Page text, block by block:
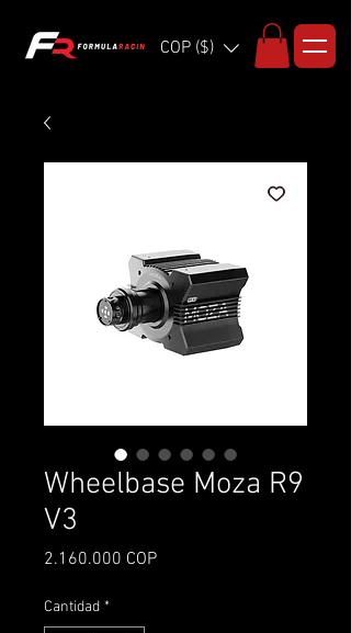
COP ($)
Wheelbase Moza R9
V3
2.160.000 COPPrecio
Cantidad *